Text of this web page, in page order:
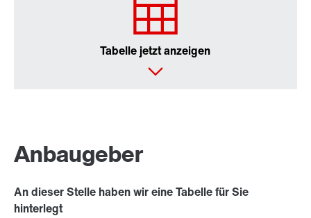
Tabelle jetzt anzeigen
Anbaugeber
An dieser Stelle haben wir eine Tabelle für Sie
hinterlegt